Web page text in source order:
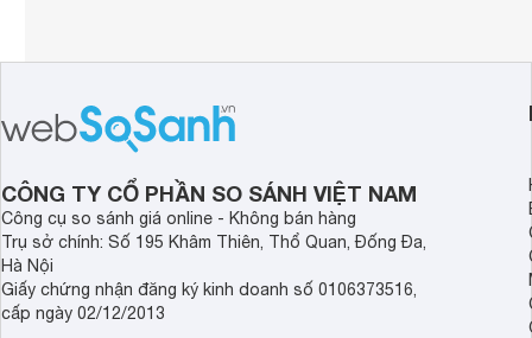
CÔNG TY CỔ PHẦN SO SÁNH VIỆT NAM
Công cụ so sánh giá online - Không bán hàng
Trụ sở chính: Số 195 Khâm Thiên, Thổ Quan, Đống Đa,
Hà Nội
Giấy chứng nhận đăng ký kinh doanh số 0106373516,
cấp ngày 02/12/2013